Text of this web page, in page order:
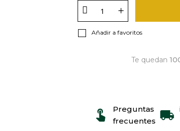
Añadir a favoritos
Te quedan
Preguntas
frecuentes